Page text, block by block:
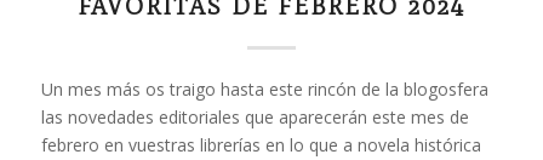
FAVORITAS DE FEBRERO 2024
Un mes más os traigo hasta este rincón de la blogosfera
las novedades editoriales que aparecerán este mes de
febrero en vuestras librerías en lo que a novela histórica